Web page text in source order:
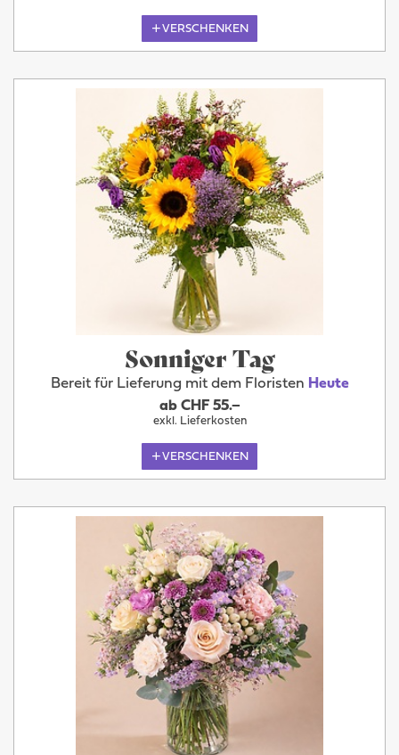
VERSCHENKEN
Sonniger Tag
Bereit für Lieferung mit dem Floristen Heute
ab CHF 55.–
exkl. Lieferkosten
VERSCHENKEN